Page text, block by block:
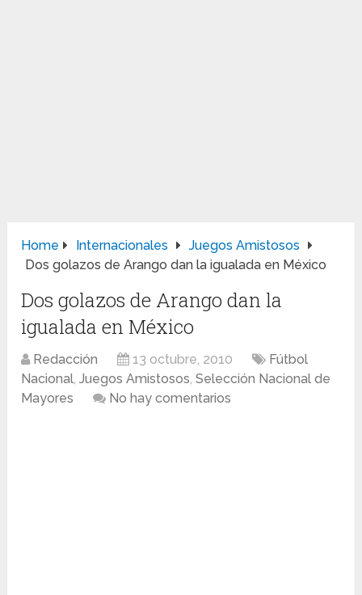
Home Internacionales
Juegos Amistosos
Dos golazos de Arango dan la igualada en México
Dos golazos de Arango dan la
igualada en México
Redacción 13 octubre, 2010
Fútbol
Nacional,Juegos Amistosos,Selección Nacional de
Mayores
No hay comentarios